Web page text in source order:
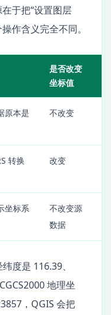
于把“设置图层
作含义完全不同。
是否改变
坐标值
原本是
不改变
转换
改变
坐标系
不改变源
数据
度是 116.39、
地理坐
，QGIS 会把